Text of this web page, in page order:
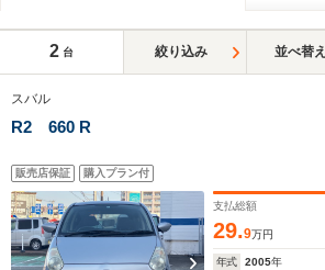
2 台 絞り込み 並べ替え
スバル
R2 660 R
販売店保証 購入プラン付
支払総額
29.9万円
年式 2005年